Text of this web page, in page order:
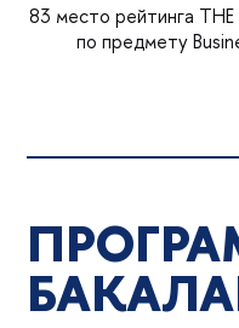
83 место рейтинга
по предмету